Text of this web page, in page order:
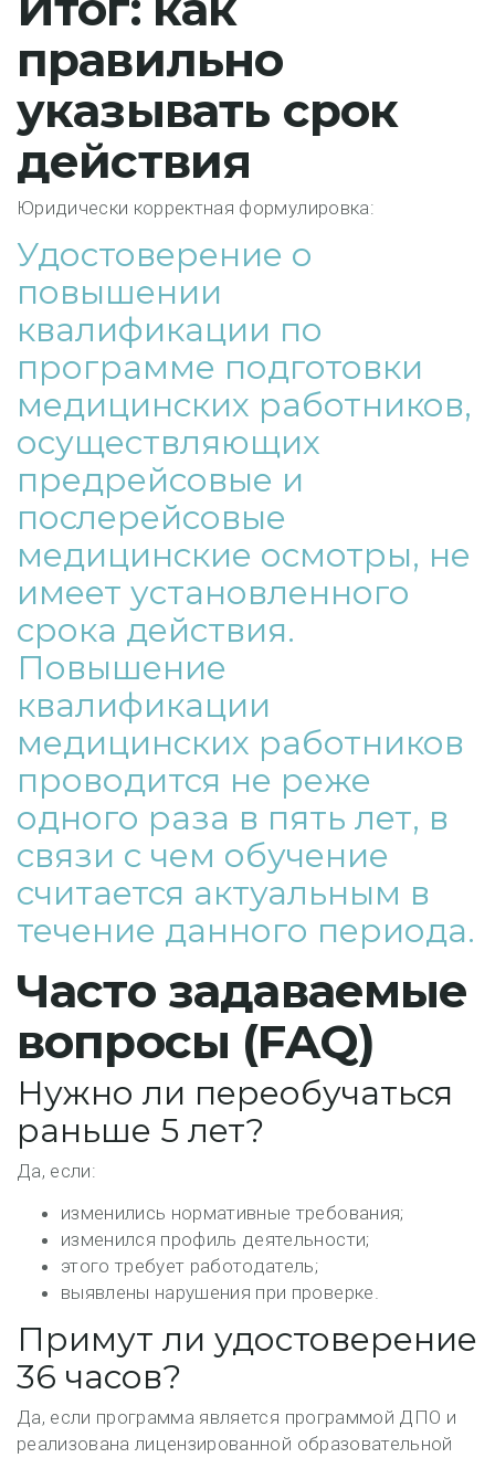
правильно
указывать срок
действия
Юридически корректная формулировка:
Удостоверение о
повышении
квалификации по
программе подготовки
медицинских работников,
осуществляющих
предрейсовые и
послерейсовые
медицинские осмотры, не
имеет установленного
срока действия.
Повышение
квалификации
медицинских работников
проводится не реже
одного раза в пять лет, в
связи с чем обучение
считается актуальным в
течение данного периода.
Часто задаваемые
вопросы (FAQ)
Нужно ли переобучаться
раньше 5 лет?
Да, если:
изменились нормативные требования;
изменился профиль деятельности;
этого требует работодатель;
выявлены нарушения при проверке.
Примут ли удостоверение
36 часов?
Да, если программа является программой ДПО и
реализована лицензированной образовательной